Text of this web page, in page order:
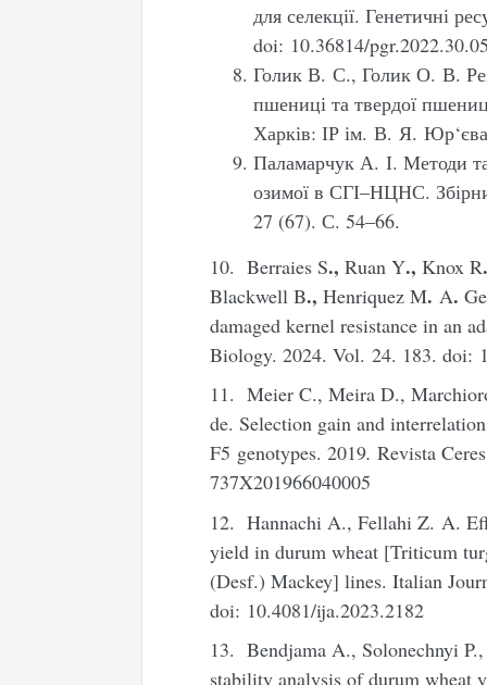
для селекції. Генетичні
doi: 10.36814/
Голик В. С., Голик О. В.
пшениці та твердої
Харків: ІР ім. В. Я.
Паламарчук А. І. Методи та
озимої в СГІ–НЦНС.
27 (67). С. 54–66.
10. Berraies S.,Ruan Y.,Knox R
Blackwell B., Henriquez M. A.
damaged kernel resistance in an
Biology. 2024. Vol. 24. 183. doi:
11. Meier C., Meira D.,
de. Selection gain and
F5 genotypes. 2019.Revista
737X201966040005
12. Hannachi A., Fellahi Z. A.
yield in durum wheat [Triticum
(Desf.) Mackey] lines. Italian
doi: 10.4081/ija.2023.2182
13. Bendjama A., Solonechnyi
stability analysis of durum wheat